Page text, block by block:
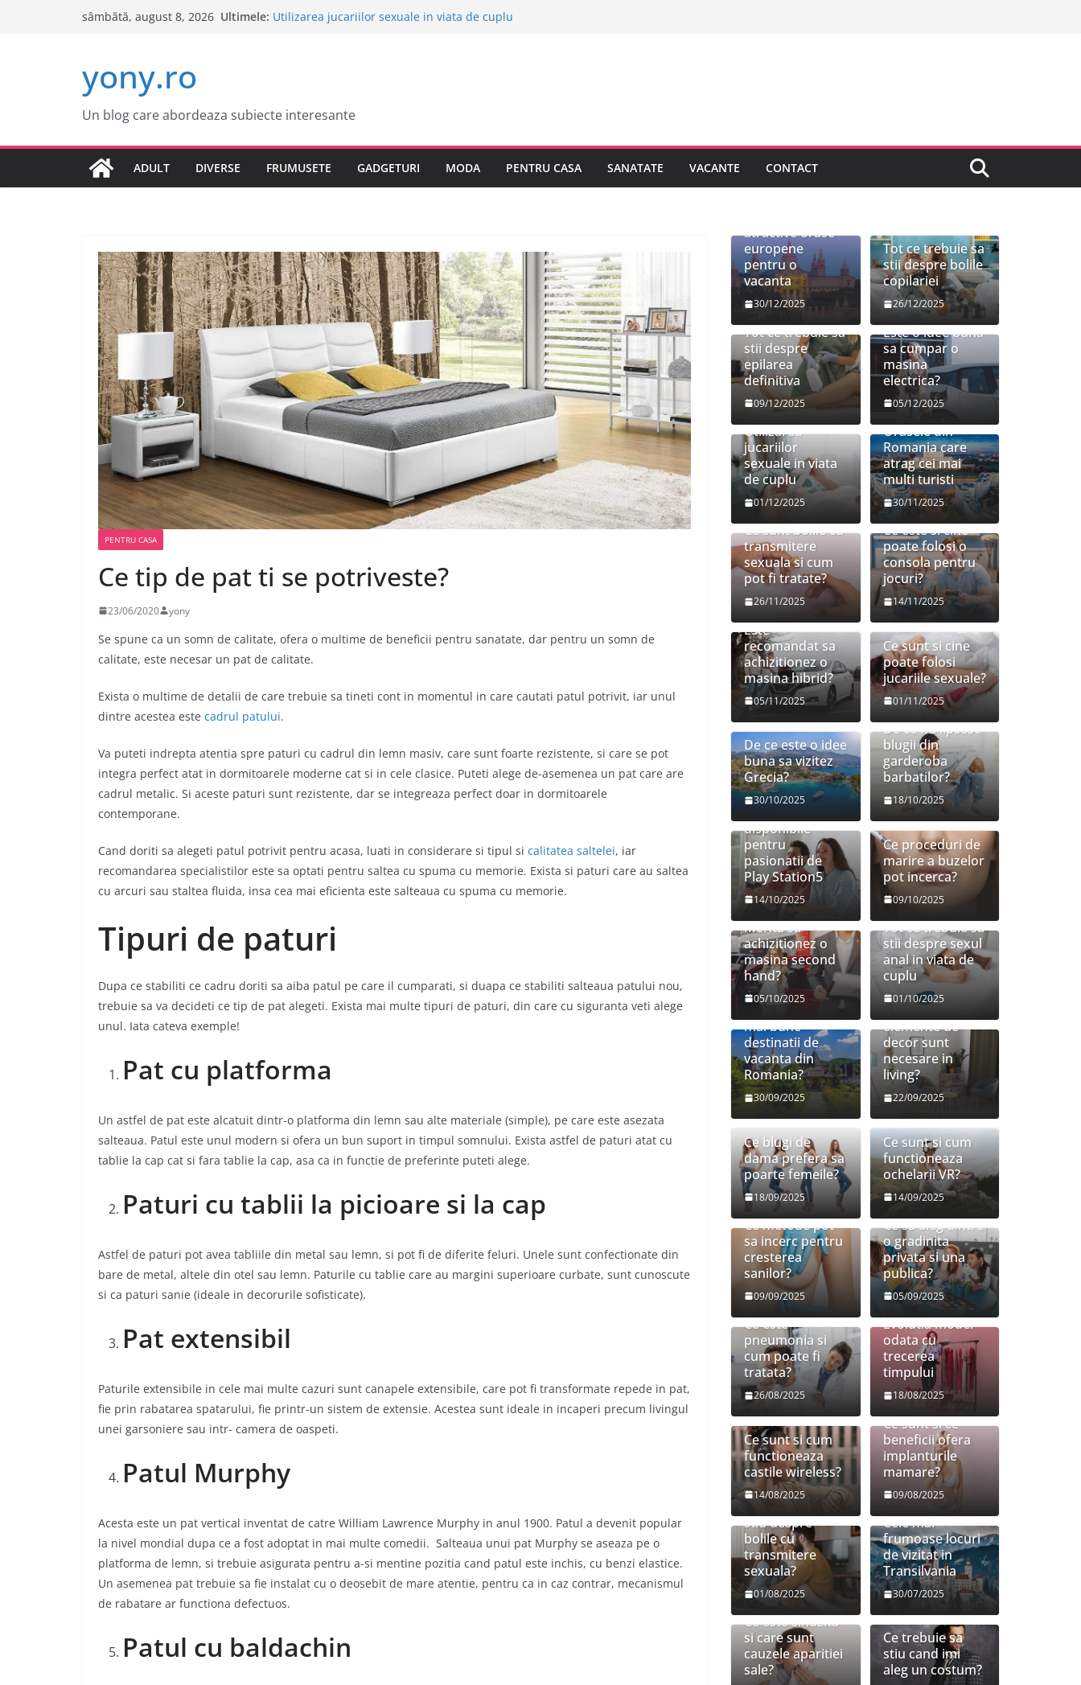
sâmbătă, august 8, 2026 Ultimele: Utilizarea jucariilor sexuale in viata de cuplu
yony.ro
Un blog care abordeaza subiecte interesante
ADULT DIVERSE FRUMUSETE GADGETURI MODA PENTRU CASA SANATATE VACANTE CONTACT
PENTRU CASA
Ce tip de pat ti se potriveste?
23/06/2020 yony
Se spune ca un somn de calitate, ofera o multime de beneficii pentru sanatate, dar pentru un somn de
calitate, este necesar un pat de calitate.
Exista o multime de detalii de care trebuie sa tineti cont in momentul in care cautati patul potrivit, iar unul
dintre acestea este cadrul patului.
Va puteti indrepta atentia spre paturi cu cadrul din lemn masiv, care sunt foarte rezistente, si care se pot
integra perfect atat in dormitoarele moderne cat si in cele clasice. Puteti alege de-asemenea un pat care are
cadrul metalic. Si aceste paturi sunt rezistente, dar se integreaza perfect doar in dormitoarele
contemporane.
Cand doriti sa alegeti patul potrivit pentru acasa, luati in considerare si tipul si calitatea saltelei, iar
recomandarea specialistilor este sa optati pentru saltea cu spuma cu memorie. Exista si paturi care au saltea
cu arcuri sau staltea fluida, insa cea mai eficienta este salteaua cu spuma cu memorie.
Tipuri de paturi
Dupa ce stabiliti ce cadru doriti sa aiba patul pe care il cumparati, si duapa ce stabiliti salteaua patului nou,
trebuie sa va decideti ce tip de pat alegeti. Exista mai multe tipuri de paturi, din care cu siguranta veti alege
unul. Iata cateva exemple!
Pat cu platforma
Un astfel de pat este alcatuit dintr-o platforma din lemn sau alte materiale (simple), pe care este asezata
salteaua. Patul este unul modern si ofera un bun suport in timpul somnului. Exista astfel de paturi atat cu
tablie la cap cat si fara tablie la cap, asa ca in functie de preferinte puteti alege.
Paturi cu tablii la picioare si la cap
Astfel de paturi pot avea tabliile din metal sau lemn, si pot fi de diferite feluri. Unele sunt confectionate din
bare de metal, altele din otel sau lemn. Paturile cu tablie care au margini superioare curbate, sunt cunoscute
si ca paturi sanie (ideale in decorurile sofisticate).
Pat extensibil
Paturile extensibile in cele mai multe cazuri sunt canapele extensibile, care pot fi transformate repede in pat,
fie prin rabatarea spatarului, fie printr-un sistem de extensie. Acestea sunt ideale in incaperi precum livingul
unei garsoniere sau intr- camera de oaspeti.
Patul Murphy
Acesta este un pat vertical inventat de catre William Lawrence Murphy in anul 1900. Patul a devenit popular
la nivel mondial dupa ce a fost adoptat in mai multe comedii. Salteaua unui pat Murphy se aseaza pe o
platforma de lemn, si trebuie asigurata pentru a-si mentine pozitia cand patul este inchis, cu benzi elastice.
Un asemenea pat trebuie sa fie instalat cu o deosebit de mare atentie, pentru ca in caz contrar, mecanismul
de rabatare ar functiona defectuos.
Patul cu baldachin
atractive orase
europene
pentru o
vacanta
30/12/2025
Tot ce trebuie sa
stii despre bolile
copilariei
26/12/2025
Tot ce trebuie sa
stii despre
epilarea
definitiva
09/12/2025
Este o idee buna
sa cumpar o
masina
electrica?
05/12/2025
Utilizarea
jucariilor
sexuale in viata
de cuplu
01/12/2025
Orasele din
Romania care
atrag cei mai
multi turisti
30/11/2025
Ce sunt bolile cu
transmitere
sexuala si cum
pot fi tratate?
26/11/2025
Ce este si cine
poate folosi o
consola pentru
jocuri?
14/11/2025
Este
recomandat sa
achizitionez o
masina hibrid?
05/11/2025
Ce sunt si cine
poate folosi
jucariile sexuale?
01/11/2025
De ce este o idee
buna sa vizitez
Grecia?
30/10/2025
De ce nu lipsesc
blugii din
garderoba
barbatilor?
18/10/2025
disponibile
pentru
pasionatii de
Play Station5
14/10/2025
Ce proceduri de
marire a buzelor
pot incerca?
09/10/2025
Merita sa
achizitionez o
masina second
hand?
05/10/2025
Tot ce trebuie sa
stii despre sexul
anal in viata de
cuplu
01/10/2025
Care sunt cele
mai bune
destinatii de
vacanta din
Romania?
30/09/2025
elemente de
decor sunt
necesare in
living?
22/09/2025
Ce blugi de
dama prefera sa
poarte femeile?
18/09/2025
Ce sunt si cum
functioneaza
ochelarii VR?
14/09/2025
Ce metode pot
sa incerc pentru
cresterea
sanilor?
09/09/2025
Ce sa aleg dintre
o gradinita
privata si una
publica?
05/09/2025
Ce este
pneumonia si
cum poate fi
tratata?
26/08/2025
Evolutia modei
odata cu
trecerea
timpului
18/08/2025
Ce sunt si cum
functioneaza
castile wireless?
14/08/2025
Ce sunt si ce
beneficii ofera
implanturile
mamare?
09/08/2025
Ce trebuie sa
stiu despre
bolile cu
transmitere
sexuala?
01/08/2025
Cele mai
frumoase locuri
de vizitat in
Transilvania
30/07/2025
Ce este sinuzita
si care sunt
cauzele aparitiei
sale?
Ce trebuie sa
stiu cand imi
aleg un costum?